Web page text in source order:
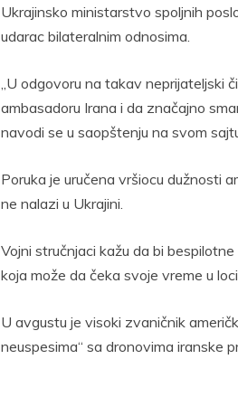
Ukrajinsko ministarstvo spoljnih
udarac bilateralnim odnosima.
„U odgovoru na takav neprijateljski
ambasadoru Irana i da značajno
navodi se u saopštenju na svom
Poruka je uručena vršiocu dužnosti
ne nalazi u Ukrajini.
Vojni stručnjaci kažu da bi
koja može da čeka svoje vreme u
U avgustu je visoki zvaničnik
neuspesima“ sa dronovima iranske